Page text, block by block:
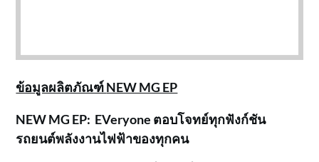
ข้อมูลผลิตภัณฑ์NEW MG EP
NEW MG EP: EVeryone ตอบโจทย์ทุกฟังก์ชัน
รถยนต์พลังงานไฟฟ้าของทุกคน